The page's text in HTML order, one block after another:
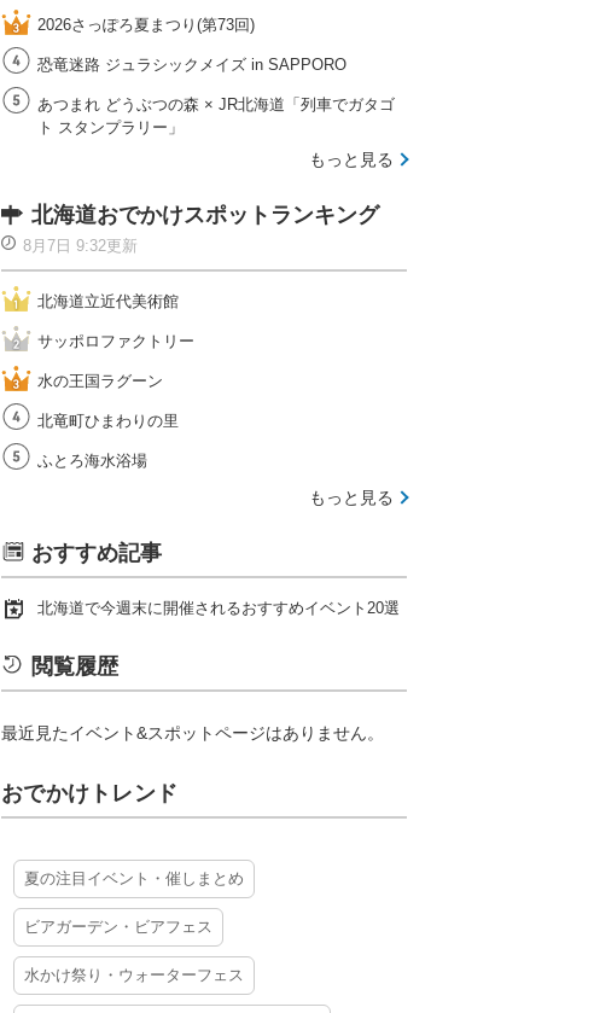
2026さっぽろ夏まつり(第73回)
恐竜迷路 ジュラシックメイズ in SAPPORO
あつまれ どうぶつの森 × JR北海道「列車でガタゴ
ト スタンプラリー」
もっと見る
北海道おでかけスポットランキング
8月7日 9:32更新
北海道立近代美術館
サッポロファクトリー
水の王国ラグーン
北竜町ひまわりの里
ふとろ海水浴場
もっと見る
おすすめ記事
北海道で今週末に開催されるおすすめイベント20選
閲覧履歴
最近見たイベント&スポットページはありません。
おでかけトレンド
夏の注目イベント・催しまとめ
ビアガーデン・ビアフェス
水かけ祭り・ウォーターフェス